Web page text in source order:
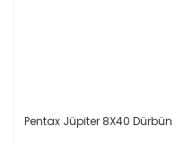
Pentax Jüpiter 8X40 Dürbün